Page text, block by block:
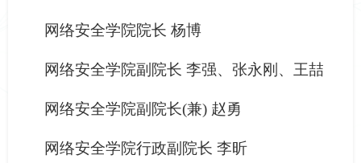
网络安全学院院长 杨博
网络安全学院副院长 李强、张永刚、王喆
网络安全学院副院长(兼) 赵勇
网络安全学院行政副院长 李昕